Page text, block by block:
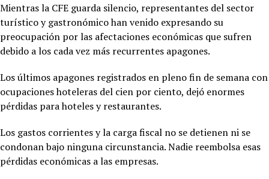
Mientras la CFE guarda silencio, representantes del sector
turístico y gastronómico han venido expresando su
preocupación por las afectaciones económicas que sufren
debido a los cada vez más recurrentes apagones.
Los últimos apagones registrados en pleno fin de semana con
ocupaciones hoteleras del cien por ciento, dejó enormes
pérdidas para hoteles y restaurantes.
Los gastos corrientes y la carga fiscal no se detienen ni se
condonan bajo ninguna circunstancia. Nadie reembolsa esas
pérdidas económicas a las empresas.